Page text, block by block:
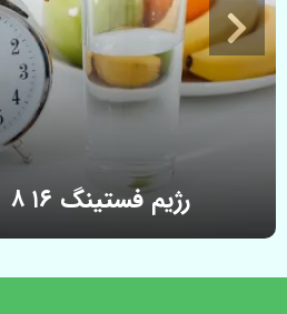
رژیم فستینگ ۱۶ ۸
ساده